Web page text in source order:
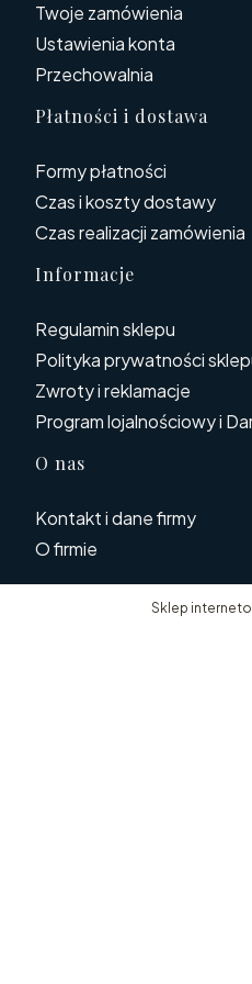
Twoje zamówienia
Ustawienia konta
Przechowalnia
Płatności i dostawa
Formy płatności
Czas i koszty dostawy
Czas realizacji zamówienia
Informacje
Regulamin sklepu
Polityka prywatności
Zwroty i reklamacje
Program lojalnościowy i
O nas
Kontakt i dane firmy
O firmie
Sklep